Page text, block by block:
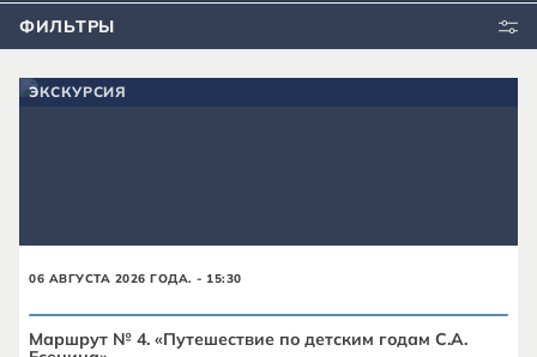
ФИЛЬТРЫ
ЭКСКУРСИЯ
06 АВГУСТА 2026 ГОДА. - 15:30
Маршрут № 4. «Путешествие по детским годам С.А.